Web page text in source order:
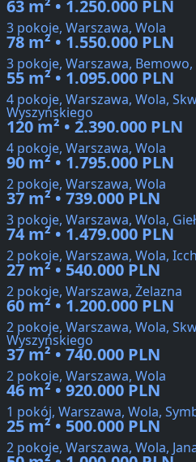
63 m² • 1.250.000 PLN
3 pokoje, Warszawa, Wola
78 m² • 1.550.000 PLN
3 pokoje, Warszawa,
55 m² • 1.095.000 PLN
4 pokoje, Warszawa, Wola,
Wyszyńskiego
120 m² • 2.390.000 PLN
4 pokoje, Warszawa, Wola
90 m² • 1.795.000 PLN
2 pokoje, Warszawa, Wola
37 m² • 739.000 PLN
3 pokoje, Warszawa, Wola,
74 m² • 1.479.000 PLN
2 pokoje, Warszawa, Wola,
27 m² • 540.000 PLN
2 pokoje, Warszawa, Żelazna
60 m² • 1.200.000 PLN
2 pokoje, Warszawa, Wola,
Wyszyńskiego
37 m² • 740.000 PLN
2 pokoje, Warszawa, Wola
46 m² • 920.000 PLN
1 pokój, Warszawa, Wola,
25 m² • 500.000 PLN
2 pokoje, Warszawa, Wola,